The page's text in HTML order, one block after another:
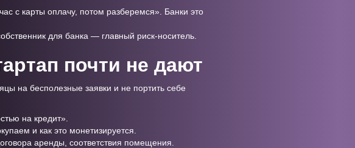
с карты оплачу, потом разберемся». Банки это
для банка — главный риск-носитель.
почти не дают
на бесполезные заявки и не портить себе
на кредит».
и как это монетизируется.
аренды, соответствия помещения.